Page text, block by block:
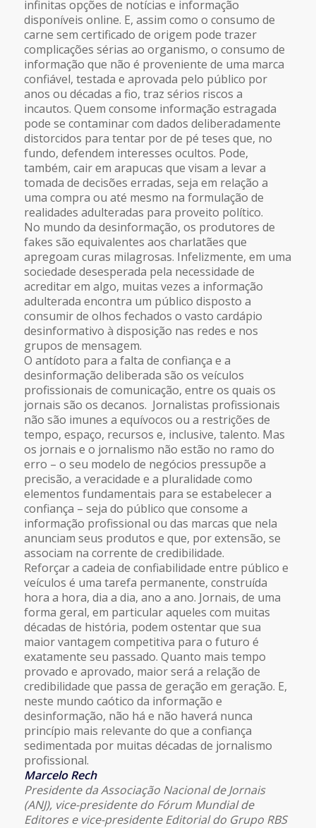
infinitas opções de notícias e informação
disponíveis online. E, assim como o consumo de
carne sem certificado de origem pode trazer
complicações sérias ao organismo, o consumo de
informação que não é proveniente de uma marca
confiável, testada e aprovada pelo público por
anos ou décadas a fio, traz sérios riscos a
incautos. Quem consome informação estragada
pode se contaminar com dados deliberadamente
distorcidos para tentar por de pé teses que, no
fundo, defendem interesses ocultos. Pode,
também, cair em arapucas que visam a levar a
tomada de decisões erradas, seja em relação a
uma compra ou até mesmo na formulação de
realidades adulteradas para proveito político.
No mundo da desinformação, os produtores de
fakes são equivalentes aos charlatães que
apregoam curas milagrosas. Infelizmente, em uma
sociedade desesperada pela necessidade de
acreditar em algo, muitas vezes a informação
adulterada encontra um público disposto a
consumir de olhos fechados o vasto cardápio
desinformativo à disposição nas redes e nos
grupos de mensagem.
O antídoto para a falta de confiança e a
desinformação deliberada são os veículos
profissionais de comunicação, entre os quais os
jornais são os decanos. Jornalistas profissionais
não são imunes a equívocos ou a restrições de
tempo, espaço, recursos e, inclusive, talento. Mas
os jornais e o jornalismo não estão no ramo do
erro – o seu modelo de negócios pressupõe a
precisão, a veracidade e a pluralidade como
elementos fundamentais para se estabelecer a
confiança – seja do público que consome a
informação profissional ou das marcas que nela
anunciam seus produtos e que, por extensão, se
associam na corrente de credibilidade.
Reforçar a cadeia de confiabilidade entre público e
veículos é uma tarefa permanente, construída
hora a hora, dia a dia, ano a ano. Jornais, de uma
forma geral, em particular aqueles com muitas
décadas de história, podem ostentar que sua
maior vantagem competitiva para o futuro é
exatamente seu passado. Quanto mais tempo
provado e aprovado, maior será a relação de
credibilidade que passa de geração em geração. E,
neste mundo caótico da informação e
desinformação, não há e não haverá nunca
princípio mais relevante do que a confiança
sedimentada por muitas décadas de jornalismo
profissional.
Marcelo Rech
Presidente da Associação Nacional de Jornais
(ANJ), vice-presidente do Fórum Mundial de
Editores e vice-presidente Editorial do Grupo RBS